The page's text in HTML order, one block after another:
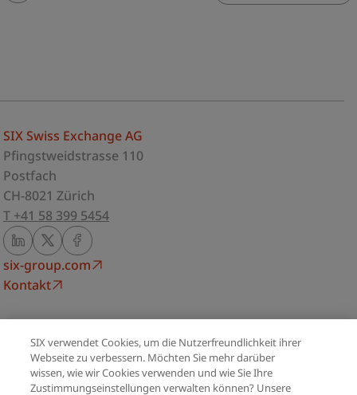
SIX Swiss Exchange AG
Pfingstweidstrasse 110
Postfach
CH-8021 Zürich
T +41 58 399 5454
six-group.com
Kontakt
Datenschutzerklärung
Nutzungsbedingungen
Cookie Richtlinie
SIX verwendet Cookies, um die Nutzerfreundlichkeit ihrer
Webseite zu verbessern. Möchten Sie mehr darüber
wissen, wie wir Cookies verwenden und wie Sie Ihre
Zustimmungseinstellungen verwalten können? Unsere